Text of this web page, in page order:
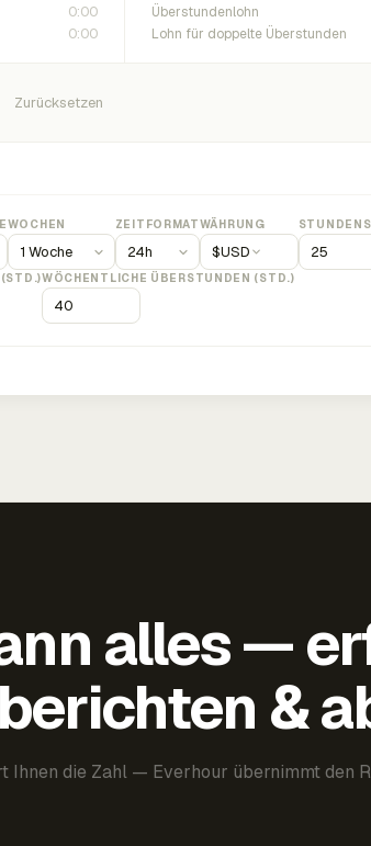
0:00
0:00
Überstundenlohn
Lohn für doppelte Überstunden
Zurücksetzen
WOCHEN ZEITFORMATWÄHRUNG
$USD
WÖCHENTLICHE ÜBERSTUNDEN (STD.)
alles —
&
Ihnen die Zahl — Everhour übernimmt den